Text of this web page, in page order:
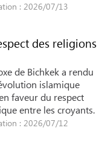
: 2026/07/13
des religions
de Bichkek a rendu
islamique
faveur du respect
entre les croyants.
: 2026/07/12